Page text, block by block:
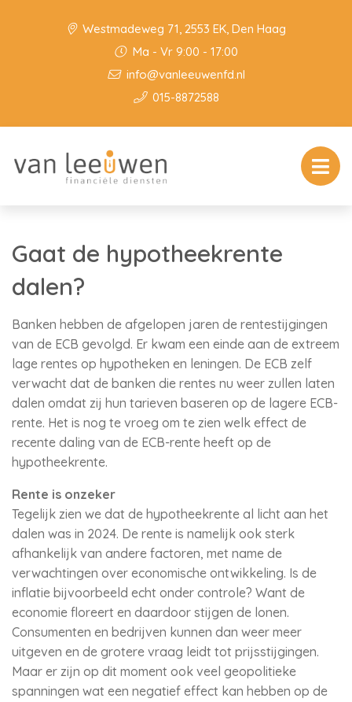
Westmadeweg 71, 2553 EK, Den Haag
Ma - Vr 9:00 - 17:00
info@vanleeuwenfd.nl
015-8872588
Gaat de hypotheekrente
dalen?
Banken hebben de afgelopen jaren de rentestijgingen
van de ECB gevolgd. Er kwam een einde aan de extreem
lage rentes op hypotheken en leningen. De ECB zelf
verwacht dat de banken die rentes nu weer zullen laten
dalen omdat zij hun tarieven baseren op de lagere ECB-
rente. Het is nog te vroeg om te zien welk effect de
recente daling van de ECB-rente heeft op de
hypotheekrente.
Rente is onzeker
Tegelijk zien we dat de hypotheekrente al licht aan het
dalen was in 2024. De rente is namelijk ook sterk
afhankelijk van andere factoren, met name de
verwachtingen over economische ontwikkeling. Is de
inflatie bijvoorbeeld echt onder controle? Want de
economie floreert en daardoor stijgen de lonen.
Consumenten en bedrijven kunnen dan weer meer
uitgeven en de grotere vraag leidt tot prijsstijgingen.
Maar er zijn op dit moment ook veel geopolitieke
spanningen wat een negatief effect kan hebben op de